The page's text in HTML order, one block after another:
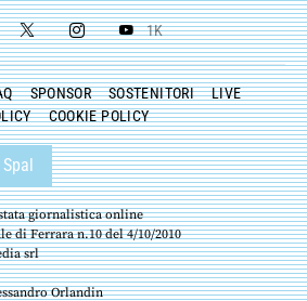
1K
SPONSOR SOSTENITORI
LIVE
COOKIE POLICY
giornalistica online
di Ferrara n.10 del 4/10/2010
srl
Orlandin